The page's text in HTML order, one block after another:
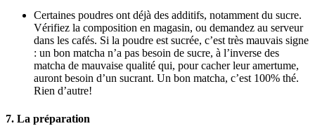
Certaines poudres ont déjà des additifs, notamment du sucre.
Vérifiez la composition en magasin, ou demandez au serveur
dans les cafés. Si la poudre est sucrée, c’est très mauvais signe
: un bon matcha n’a pas besoin de sucre, à l’inverse des
matcha de mauvaise qualité qui, pour cacher leur amertume,
auront besoin d’un sucrant. Un bon matcha, c’est 100% thé.
Rien d’autre!
7. La préparation